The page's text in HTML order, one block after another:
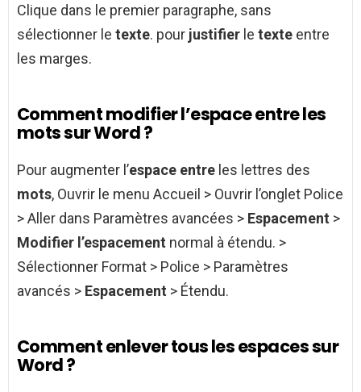
Clique dans le premier paragraphe, sans
sélectionner le texte. pour justifier le texte entre
les marges.
Comment modifier l’espace entre les
mots sur Word ?
Pour augmenter l’espace entre les lettres des
mots, Ouvrir le menu Accueil > Ouvrir l’onglet Police
> Aller dans Paramètres avancées > Espacement >
Modifier l’espacement normal à étendu. >
Sélectionner Format > Police > Paramètres
avancés > Espacement > Étendu.
Comment enlever tous les espaces sur
Word ?